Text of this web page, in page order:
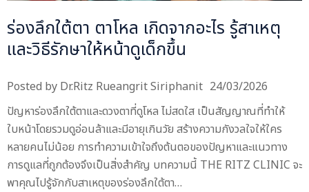
ร่องลึกใต้ตา ตาโหล เกิดจากอะไร รู้สาเหตุ
และวิธีรักษาให้หน้าดูเด็กขึ้น
Posted by Dr.Ritz Rueangrit Siriphanit 24/03/2026
ปัญหาร่องลึกใต้ตาและดวงตาที่ดูโหล ไม่สดใส เป็นสัญญาณที่ทำให้
ใบหน้าโดยรวมดูอ่อนล้าและมีอายุเกินวัย สร้างความกังวลใจให้ใคร
หลายคนไม่น้อย การทำความเข้าใจถึงต้นตอของปัญหาและแนวทาง
การดูแลที่ถูกต้องจึงเป็นสิ่งสำคัญ บทความนี้ THE RITZ CLINIC จะ
พาคุณไปรู้จักกับสาเหตุของร่องลึกใต้ตา…